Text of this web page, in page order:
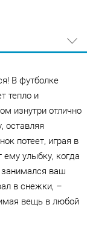
В футболке
тепло и
изнутри отлично
оставляя
потеет, играя в
ему улыбку, когда
ваш
в снежки, –
вещь в любой